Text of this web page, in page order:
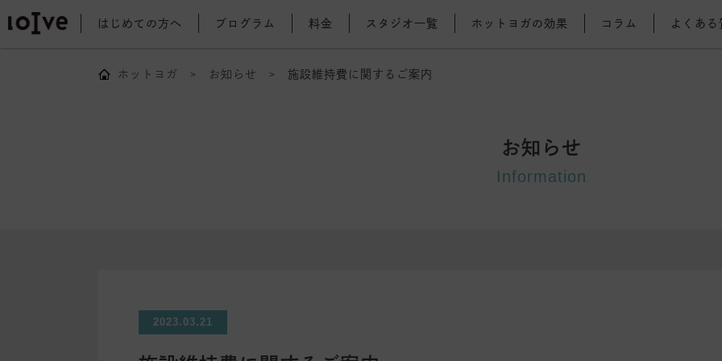
はじめての方へ プログラム 料金 スタジオ一覧 ホットヨガの効果 コラム よくある
ホットヨガ お知らせ 施設維持費に関するご案内
お知らせ
Information
2023.03.21